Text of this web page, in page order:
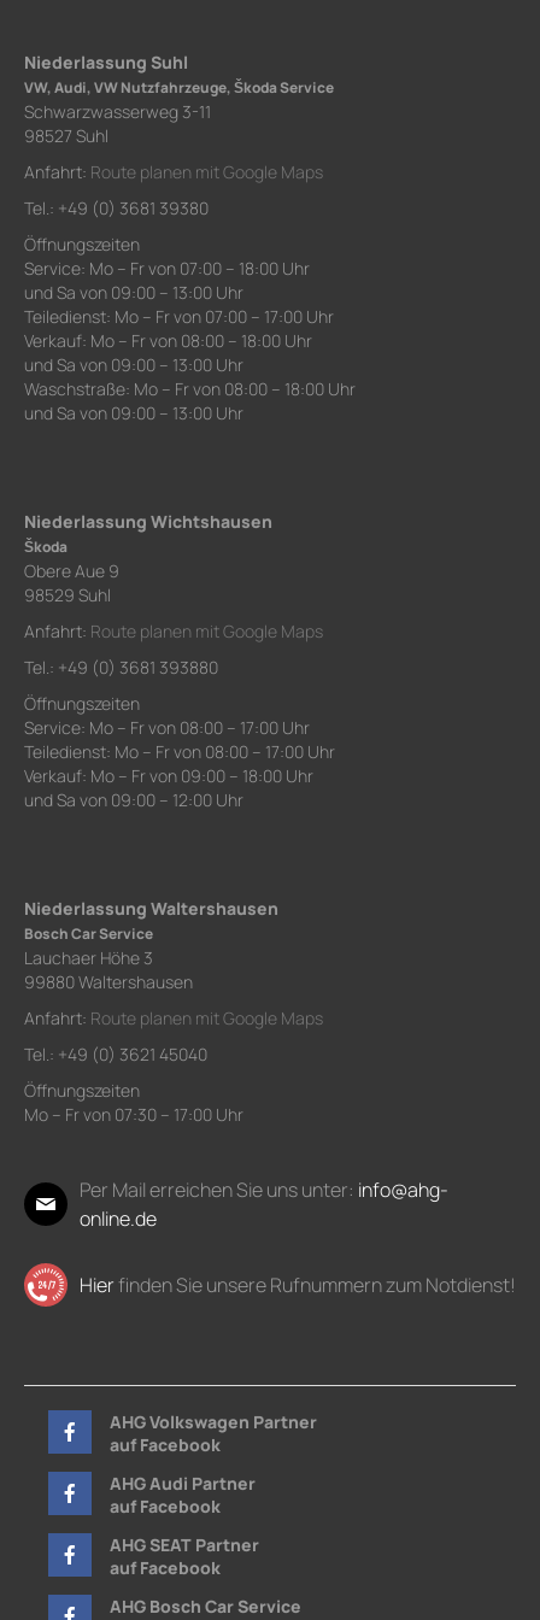
Niederlassung Suhl
VW, Audi, VW Nutzfahrzeuge, Škoda Service
Schwarzwasserweg 3-11
98527 Suhl
Anfahrt: Route planen mit Google Maps
Tel.: +49 (0) 3681 39380
Öffnungszeiten
Service: Mo – Fr von 07:00 – 18:00 Uhr
und Sa von 09:00 – 13:00 Uhr
Teiledienst: Mo – Fr von 07:00 – 17:00 Uhr
Verkauf: Mo – Fr von 08:00 – 18:00 Uhr
und Sa von 09:00 – 13:00 Uhr
Waschstraße: Mo – Fr von 08:00 – 18:00 Uhr
und Sa von 09:00 – 13:00 Uhr
Niederlassung Wichtshausen
Škoda
Obere Aue 9
98529 Suhl
Anfahrt: Route planen mit Google Maps
Tel.: +49 (0) 3681 393880
Öffnungszeiten
Service: Mo – Fr von 08:00 – 17:00 Uhr
Teiledienst: Mo – Fr von 08:00 – 17:00 Uhr
Verkauf: Mo – Fr von 09:00 – 18:00 Uhr
und Sa von 09:00 – 12:00 Uhr
Niederlassung Waltershausen
Bosch Car Service
Lauchaer Höhe 3
99880 Waltershausen
Anfahrt: Route planen mit Google Maps
Tel.: +49 (0) 3621 45040
Öffnungszeiten
Mo – Fr von 07:30 – 17:00 Uhr
Per Mail erreichen Sie uns unter: info@ahg-
online.de
Hierfinden Sie unsere Rufnummern zum Notdienst!
AHG Volkswagen Partner
auf Facebook
AHG Audi Partner
auf Facebook
AHG SEAT Partner
auf Facebook
AHG Bosch Car Service